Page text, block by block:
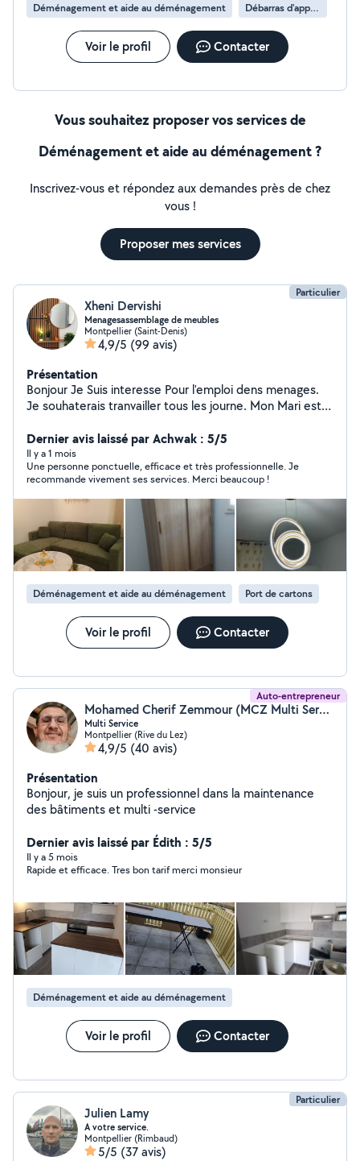
Déménagement et aide au déménagement Débarras d'appartement
Voir le profil Contacter
Vous souhaitez proposer vos services de
Déménagement et aide au déménagement ?
Inscrivez-vous et répondez aux demandes près de chez
vous !
Proposer mes services
Particulier
Xheni Dervishi
Menagesassemblage de meubles
Montpellier (Saint-Denis)
4,9/5 (99 avis)
Présentation
Bonjour Je Suis interesse Pour l'emploi dens menages.
Je souhaterais tranvailler tous les journe. Mon Mari est
Dernier avis laissé par Achwak : 5/5
Il y a 1 mois
Une personne ponctuelle, efficace et très professionnelle. Je
recommande vivement ses services. Merci beaucoup !
Déménagement et aide au déménagement Port de cartons
Voir le profil Contacter
Auto-entrepreneur
Mohamed Cherif Zemmour (MCZ Multi Service)
Multi Service
Montpellier (Rive du Lez)
4,9/5 (40 avis)
Présentation
Bonjour, je suis un professionnel dans la maintenance
des bâtiments et multi -service
Dernier avis laissé par Édith : 5/5
Il y a 5 mois
Rapide et efficace. Tres bon tarif merci monsieur
Déménagement et aide au déménagement
Voir le profil Contacter
Particulier
Julien Lamy
A votre service.
Montpellier (Rimbaud)
5/5 (37 avis)